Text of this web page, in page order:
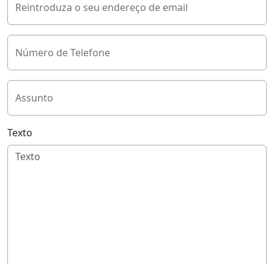
Reintroduza o seu endereço de email
Número de Telefone
Assunto
Texto